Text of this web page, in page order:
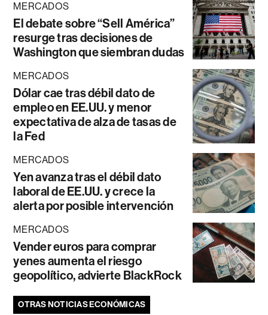
MERCADOS
El debate sobre “Sell América”
resurge tras decisiones de
Washington que siembran dudas
MERCADOS
Dólar cae tras débil dato de
empleo en EE.UU. y menor
expectativa de alza de tasas de
la Fed
MERCADOS
Yen avanza tras el débil dato
laboral de EE.UU. y crece la
alerta por posible intervención
MERCADOS
Vender euros para comprar
yenes aumenta el riesgo
geopolítico, advierte BlackRock
OTRAS NOTICIAS ECONÓMICAS